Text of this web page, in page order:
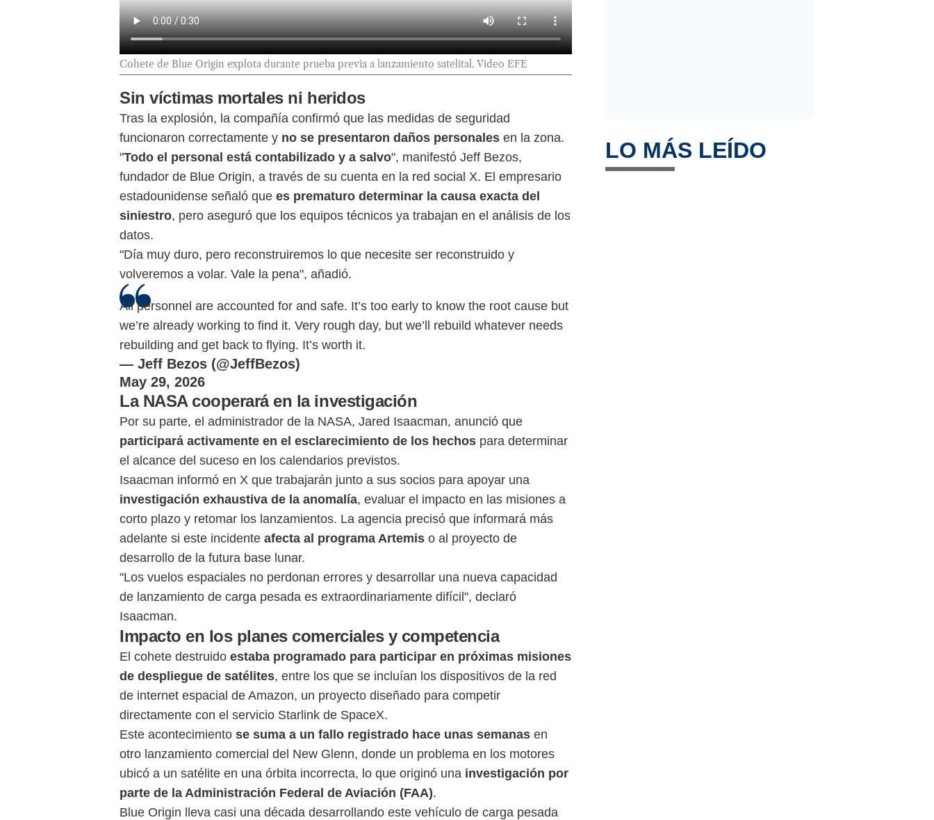
Cohete de Blue Origin explota durante prueba previa a lanzamiento satelital. Video EFE
Sin víctimas mortales ni heridos
Tras la explosión, la compañía confirmó que las medidas de seguridad
funcionaron correctamente y no se presentaron daños personales en la zona.
"Todo el personal está contabilizado y a salvo", manifestó Jeff Bezos,
fundador de Blue Origin, a través de su cuenta en la red social X. El empresario
estadounidense señaló que es prematuro determinar la causa exacta del
siniestro, pero aseguró que los equipos técnicos ya trabajan en el análisis de los
datos.
"Día muy duro, pero reconstruiremos lo que necesite ser reconstruido y
volveremos a volar. Vale la pena", añadió.
All personnel are accounted for and safe. It’s too early to know the root cause but
we’re already working to find it. Very rough day, but we’ll rebuild whatever needs
rebuilding and get back to flying. It’s worth it.
— Jeff Bezos (@JeffBezos)
May 29, 2026
La NASA cooperará en la investigación
Por su parte, el administrador de la NASA, Jared Isaacman, anunció que
participará activamente en el esclarecimiento de los hechos para determinar
el alcance del suceso en los calendarios previstos.
Isaacman informó en X que trabajarán junto a sus socios para apoyar una
investigación exhaustiva de la anomalía, evaluar el impacto en las misiones a
corto plazo y retomar los lanzamientos. La agencia precisó que informará más
adelante si este incidente afecta al programa Artemis o al proyecto de
desarrollo de la futura base lunar.
"Los vuelos espaciales no perdonan errores y desarrollar una nueva capacidad
de lanzamiento de carga pesada es extraordinariamente difícil", declaró
Isaacman.
Impacto en los planes comerciales y competencia
El cohete destruido estaba programado para participar en próximas misiones
de despliegue de satélites, entre los que se incluían los dispositivos de la red
de internet espacial de Amazon, un proyecto diseñado para competir
directamente con el servicio Starlink de SpaceX.
Este acontecimiento se suma a un fallo registrado hace unas semanas en
otro lanzamiento comercial del New Glenn, donde un problema en los motores
ubicó a un satélite en una órbita incorrecta, lo que originó una investigación por
parte de la Administración Federal de Aviación (FAA).
Blue Origin lleva casi una década desarrollando este vehículo de carga pesada
LO MÁS LEÍDO